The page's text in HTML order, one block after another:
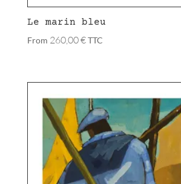
Le marin bleu
From 260,00€TTC